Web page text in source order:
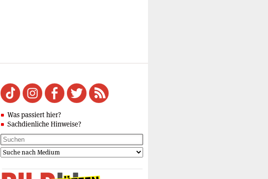
Was passiert hier?
Sachdienliche Hinweise?